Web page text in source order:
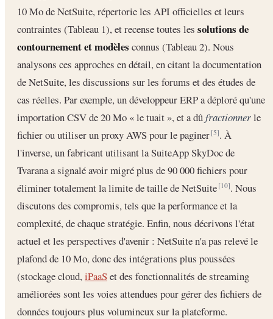
10 Mo de NetSuite, répertorie les API officielles et leurs
contraintes (Tableau 1), et recense toutes les solutions de
contournement et modèles connus (Tableau 2). Nous
analysons ces approches en détail, en citant la documentation
de NetSuite, les discussions sur les forums et des études de
cas réelles. Par exemple, un développeur ERP a déploré qu'une
importation CSV de 20 Mo « le tuait », et a dûfractionnerle
fichier ou utiliser un proxy AWS pour le paginer[5]. À
l'inverse, un fabricant utilisant la SuiteApp SkyDoc de
Tvarana a signalé avoir migré plus de 90 000 fichiers pour
éliminer totalement la limite de taille de NetSuite[10]. Nous
discutons des compromis, tels que la performance et la
complexité, de chaque stratégie. Enfin, nous décrivons l'état
actuel et les perspectives d'avenir : NetSuite n'a pas relevé le
plafond de 10 Mo, donc des intégrations plus poussées
(stockage cloud,iPaaSet des fonctionnalités de streaming
améliorées sont les voies attendues pour gérer des fichiers de
données toujours plus volumineux sur la plateforme.